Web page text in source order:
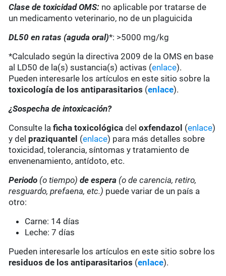
Clase de toxicidad OMS: no aplicable por tratarse de
un medicamento veterinario, no de un plaguicida
DL50 en ratas (aguda oral)*: >5000 mg/kg
*Calculado según la directiva 2009 de la OMS en base
al LD50 de la(s) sustancia(s) activas (enlace).
Pueden interesarle los artículos en este sitio sobre la
toxicología de los antiparasitarios (enlace).
¿Sospecha de intoxicación?
Consulte laficha toxicológica deloxfendazol (enlace)
y del praziquantel (enlace) para más detalles sobre
toxicidad, tolerancia, síntomas y tratamiento de
envenenamiento, antídoto, etc.
Periodo (o tiempo) de espera (o de carencia, retiro,
resguardo, prefaena, etc.) puede variar de un país a
otro:
Carne: 14 días
Leche: 7 días
Pueden interesarle los artículos en este sitio sobre los
residuos de los antiparasitarios (enlace).